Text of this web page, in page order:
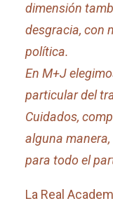
dimensión
desgracia, con
política.
En M+J
particular del
Cuidados,
alguna manera,
para todo el
La Real